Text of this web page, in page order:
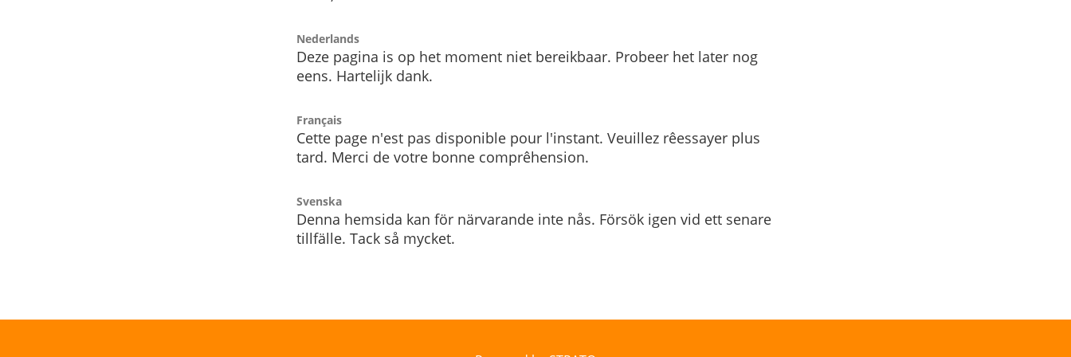
Nederlands
Deze pagina is op het moment niet bereikbaar. Probeer het later nog
eens. Hartelijk dank.
Français
Cette page n'est pas disponible pour l'instant. Veuillez rêessayer plus
tard. Merci de votre bonne comprêhension.
Svenska
Denna hemsida kan för närvarande inte nås. Försök igen vid ett senare
tillfälle. Tack så mycket.